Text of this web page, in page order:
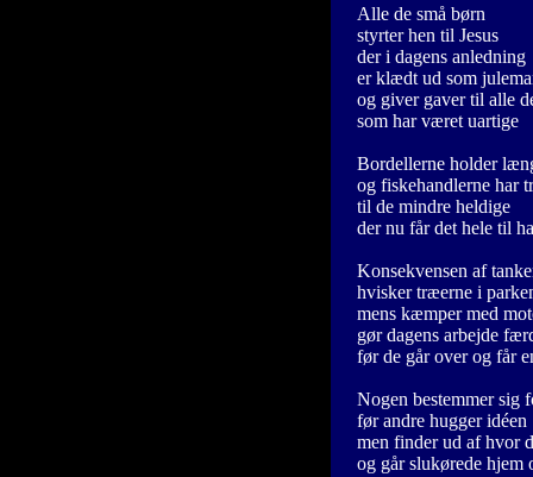
Alle de små børn
styrter hen til Jesus
der i dagens anledning
er klædt ud som
og giver gaver til alle
som har været uartige
Bordellerne holder
og fiskehandlerne har
til de mindre heldige
der nu får det hele til
Konsekvensen af
hvisker træerne i
mens kæmper med
gør dagens arbejde
før de går over og får
Nogen bestemmer sig
før andre hugger idéen
men finder ud af hvor
og går slukørede hjem